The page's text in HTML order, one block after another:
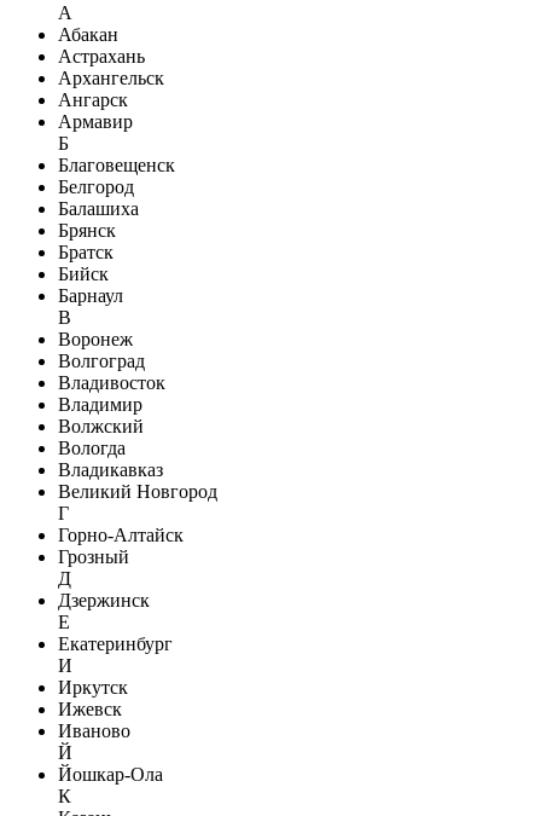
А
Абакан
Астрахань
Архангельск
Ангарск
Армавир
Б
Благовещенск
Белгород
Балашиха
Брянск
Братск
Бийск
Барнаул
В
Воронеж
Волгоград
Владивосток
Владимир
Волжский
Вологда
Владикавказ
Великий Новгород
Г
Горно-Алтайск
Грозный
Д
Дзержинск
Е
Екатеринбург
И
Иркутск
Ижевск
Иваново
Й
Йошкар-Ола
К